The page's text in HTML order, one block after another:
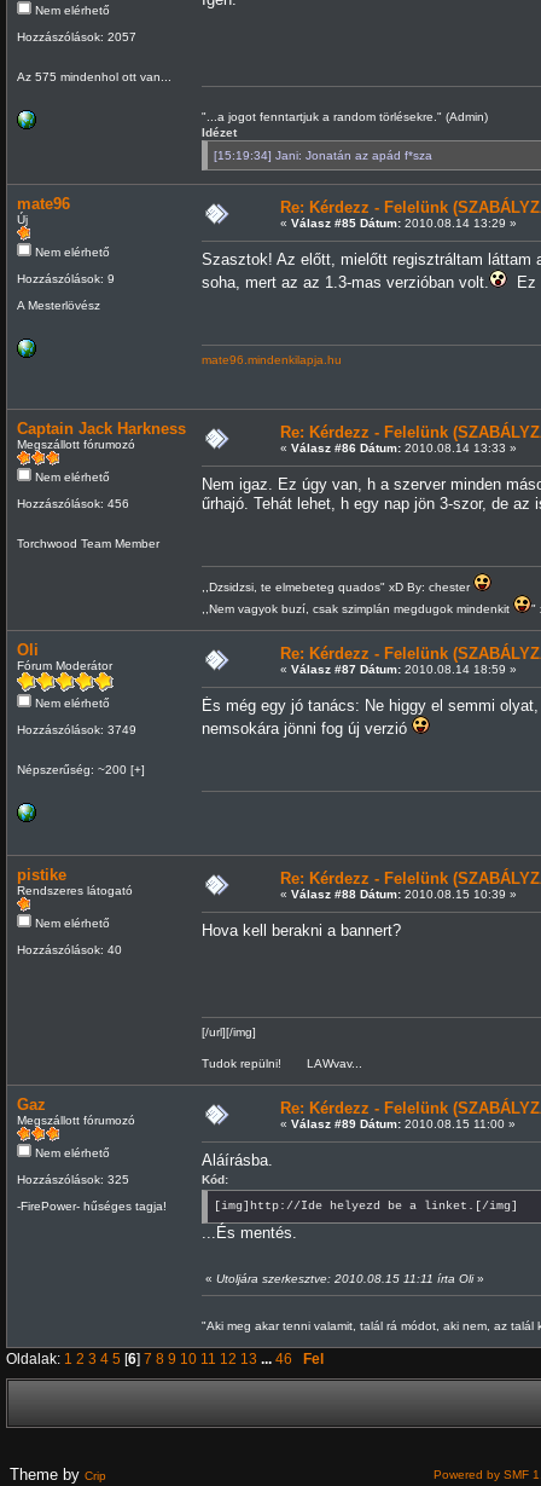
Nem elérhető
Hozzászólások: 2057
Az 575 mindenhol ott van...
"...a jogot fenntartjuk a random törlésekre." (Admin)
Idézet
[15:19:34] Jani: Jonatán az apád f*sza
mate96
Új
Nem elérhető
Hozzászólások: 9
A Mesterlövész
Re: Kérdezz - Felelünk
« Válasz #85 Dátum:2010.08.14 13:29 »
Szasztok! Az előtt, mielőtt regisztráltam láttam
soha, mert az az 1.3-mas verzióban volt.
Ez
mate96.mindenkilapja.hu
Captain Jack Harkness
Megszállott fórumozó
Nem elérhető
Hozzászólások: 456
Torchwood Team Member
Re: Kérdezz - Felelünk
« Válasz #86 Dátum:2010.08.14 13:33 »
Nem igaz. Ez úgy van, h a szerver minden
űrhajó. Tehát lehet, h egy nap jön 3-szor, de az
,,Dzsidzsi, te elmebeteg quados" xD By: chester
,,Nem vagyok buzí, csak szimplán megdugok mindenkit
"
Oli
Fórum Moderátor
Nem elérhető
Hozzászólások: 3749
Népszerűség: ~200 [+]
Re: Kérdezz - Felelünk
« Válasz #87 Dátum:2010.08.14 18:59 »
És még egy jó tanács: Ne higgy el semmi
nemsokára jönni fog új verzió
pistike
Rendszeres látogató
Nem elérhető
Hozzászólások: 40
Re: Kérdezz - Felelünk
« Válasz #88 Dátum:2010.08.15 10:39 »
Hova kell berakni a bannert?
[/url][/img]
Tudok repülni! LAWvav...
Gaz
Megszállott fórumozó
Nem elérhető
Hozzászólások: 325
-FirePower- hűséges tagja!
Re: Kérdezz - Felelünk
« Válasz #89 Dátum:2010.08.15 11:00 »
Aláírásba.
Kód:
[img]http://Ide helyezd be a linket.[/img]
...És mentés.
« Utoljára szerkesztve: 2010.08.15 11:11 írta Oli»
"Aki meg akar tenni valamit, talál rá módot, aki nem, az talál
Oldalak: 1 2 3 4 5 [6] 7 8 9 10 11 12 13 ... 46 Fel
Theme by Crip Powered by SMF